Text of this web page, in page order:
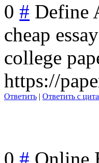
0 # Define
cheap
college
https://
Ответить | Ответить с